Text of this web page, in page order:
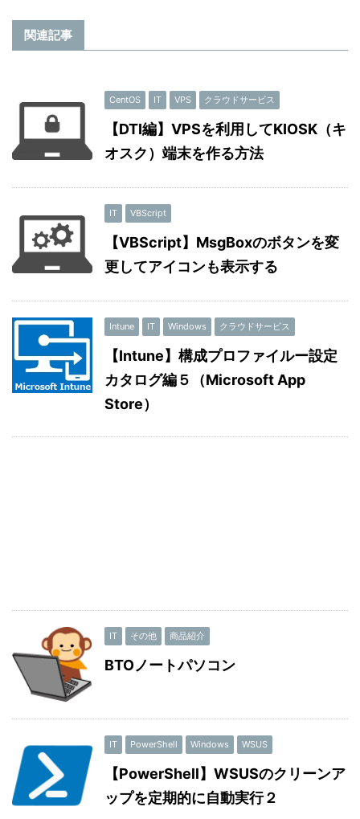
関連記事
CentOS IT VPS クラウドサービス
【DTI編】VPSを利用してKIOSK（キ
オスク）端末を作る方法
IT VBScript
【VBScript】MsgBoxのボタンを変
更してアイコンも表示する
Intune IT Windows クラウドサービス
【Intune】構成プロファイルー設定
カタログ編５（Microsoft App
Store）
IT その他 商品紹介
BTOノートパソコン
IT PowerShell Windows WSUS
【PowerShell】WSUSのクリーンア
ップを定期的に自動実行２